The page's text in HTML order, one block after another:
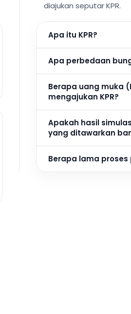
diajukan seputar KPR.
Apa itu KPR?
Apa perbedaan
Berapa uang muka
mengajukan KPR?
Apakah hasil
yang ditawarkan
Berapa lama proses